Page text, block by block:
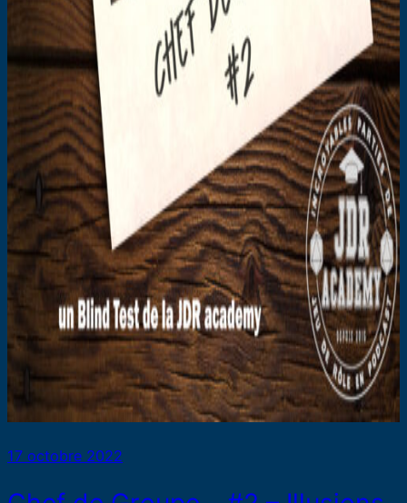
17 octobre 2022